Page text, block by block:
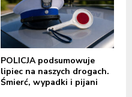
POLICJA podsumowuje
lipiec na naszych drogach.
Śmierć, wypadki i pijani